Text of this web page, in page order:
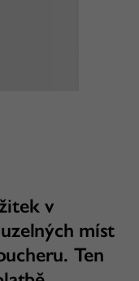
v
míst
Ten